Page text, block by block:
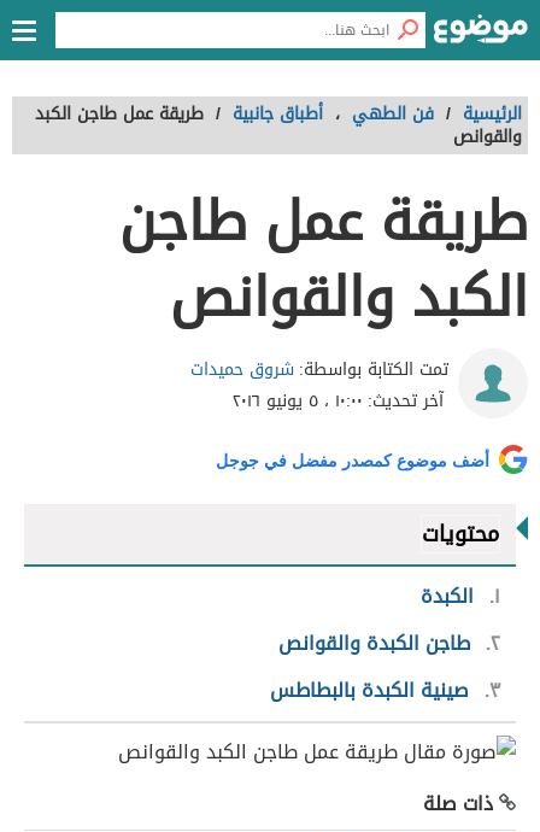
الرئيسية / فن الطهي ، أطباق جانبية / طريقة عمل طاجن الكبد
والقوانص
طريقة عمل طاجن
الكبد والقوانص
تمت الكتابة بواسطة:شروق حميدات
آخر تحديث: ١٠:٠٠ ، ٥ يونيو ٢٠١٦
أضف موضوع كمصدر مفضل في جوجل
محتويات
١
الكبدة
٢ طاجن الكبدة والقوانص
٣
صينية الكبدة بالبطاطس
ذات صلة